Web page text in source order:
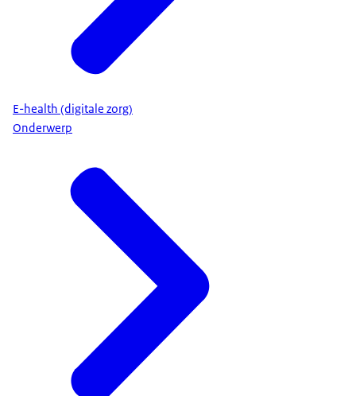
E-health (digitale zorg)
Onderwerp